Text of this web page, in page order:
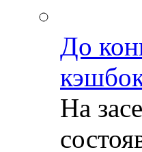
До
На